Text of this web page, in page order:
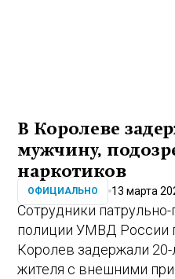
В Королеве
мужчину,
наркотиков
ОФИЦИАЛЬНО 13 марта
Сотрудники
полиции УМВД России
Королев задержали
жителя с внешними